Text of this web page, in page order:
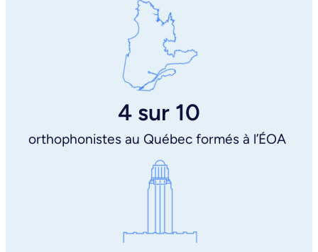
4 sur 10
orthophonistes au Québec formés à l’ÉOA